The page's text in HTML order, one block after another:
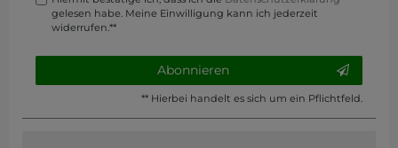
gelesen habe. Meine Einwilligung kann ich jederzeit
widerrufen.**
Abonnieren
** Hierbei handelt es sich um ein Pflichtfeld.